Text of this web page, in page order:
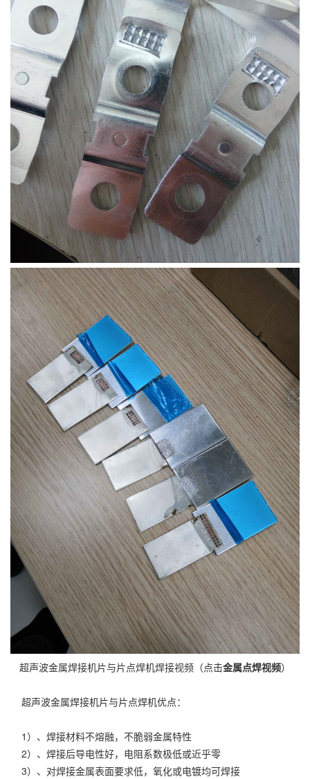
超声波金属焊接机片与片点焊机焊接视频（点击金属点焊视频）
超声波金属焊接机片与片点焊机优点：
1）、焊接材料不熔融，不脆弱金属特性
2）、焊接后导电性好，电阻系数极低或近乎零
3）、对焊接金属表面要求低，氧化或电镀均可焊接